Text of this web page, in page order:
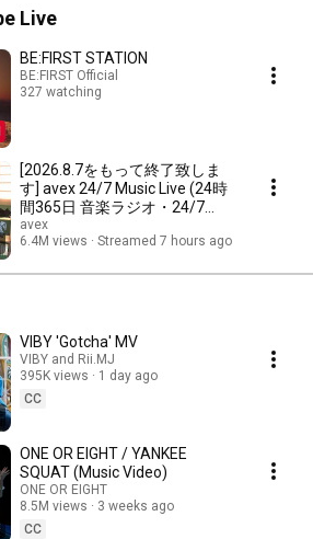
Live
BE:FIRST STATION
BE:FIRST Official
327 watching
[2026.8.7をもって終了致しま
す] avex 24/7 Music Live (24時
間365日 音楽ラジオ・24/7
Music Radio)
avex
6.4M views
Streamed 7 hours ago
VIBY 'Gotcha' MV
VIBY and Rii.MJ
395K views
1 day ago
CC
ONE OR EIGHT / YANKEE
SQUAT (Music Video)
ONE OR EIGHT
8.5M views
3 weeks ago
CC